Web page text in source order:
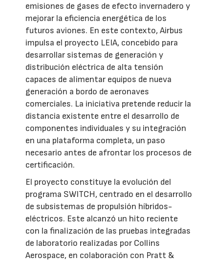
emisiones de gases de efecto invernadero y
mejorar la eficiencia energética de los
futuros aviones. En este contexto, Airbus
impulsa el proyecto LEIA, concebido para
desarrollar sistemas de generación y
distribución eléctrica de alta tensión
capaces de alimentar equipos de nueva
generación a bordo de aeronaves
comerciales. La iniciativa pretende reducir la
distancia existente entre el desarrollo de
componentes individuales y su integración
en una plataforma completa, un paso
necesario antes de afrontar los procesos de
certificación.
El proyecto constituye la evolución del
programa SWITCH, centrado en el desarrollo
de subsistemas de propulsión híbridos-
eléctricos. Este alcanzó un hito reciente
con la finalización de las pruebas integradas
de laboratorio realizadas por Collins
Aerospace, en colaboración con Pratt &